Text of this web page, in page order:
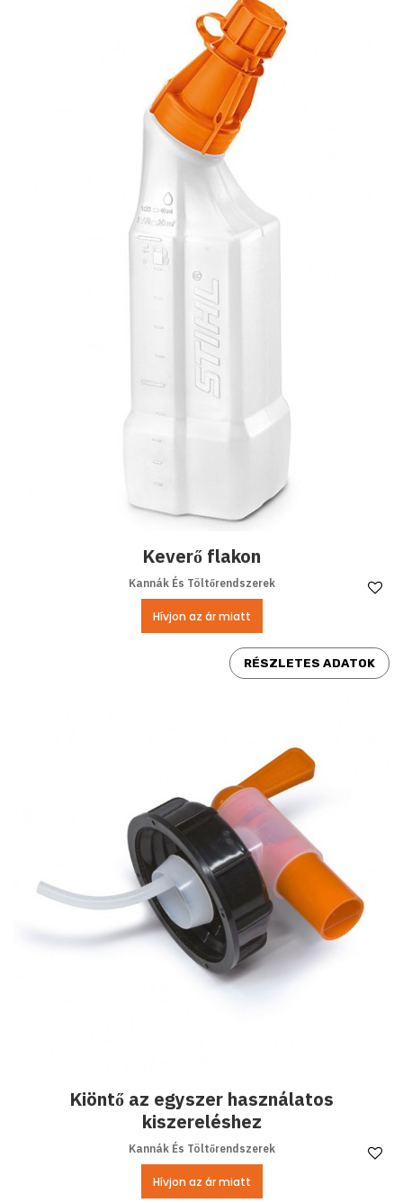
Keverő flakon
Kannák És Töltőrendszerek
Hívjon az ár miatt
RÉSZLETES ADATOK
Kiöntő az egyszer használatos
kiszereléshez
Kannák És Töltőrendszerek
Hívjon az ár miatt